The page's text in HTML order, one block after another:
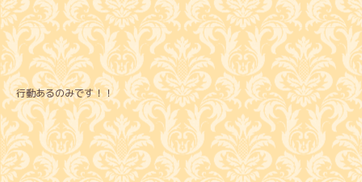
行動あるのみです！！